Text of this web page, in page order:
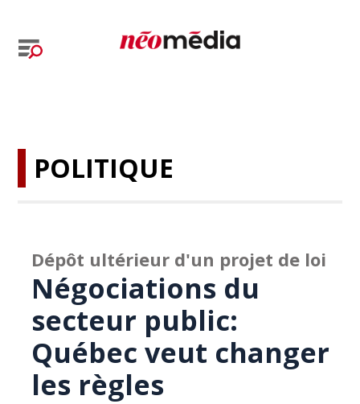
POLITIQUE
Dépôt ultérieur d'un projet de loi
Négociations du
secteur public:
Québec veut changer
les règles